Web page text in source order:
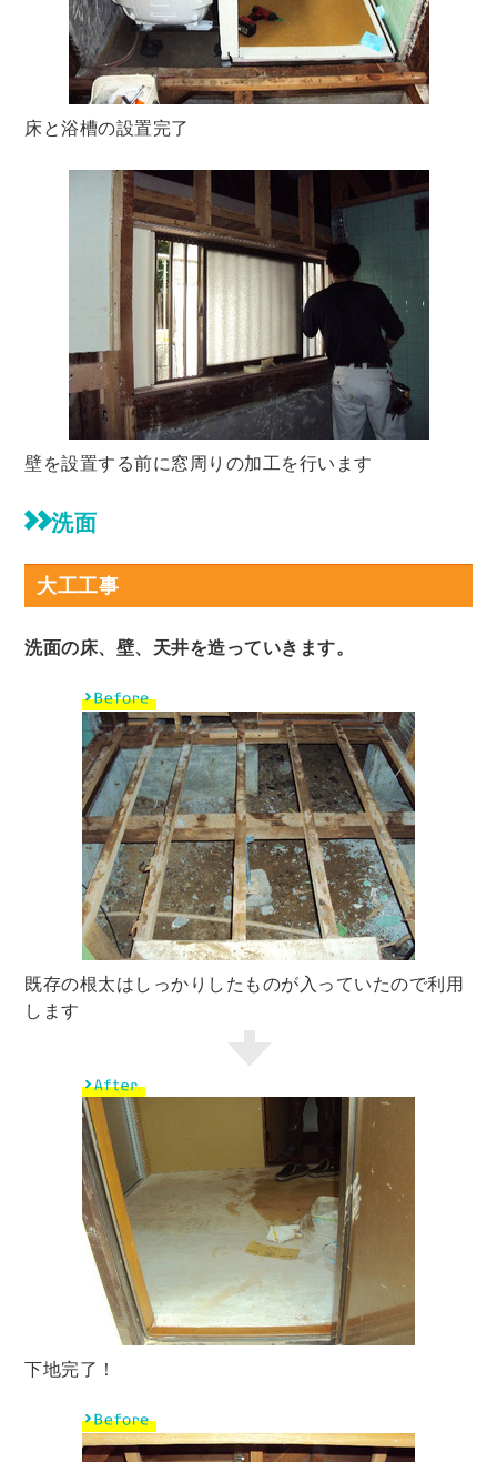
床と浴槽の設置完了
壁を設置する前に窓周りの加工を行います
洗面
大工工事
洗面の床、壁、天井を造っていきます。
既存の根太はしっかりしたものが入っていたので利用
します
下地完了！